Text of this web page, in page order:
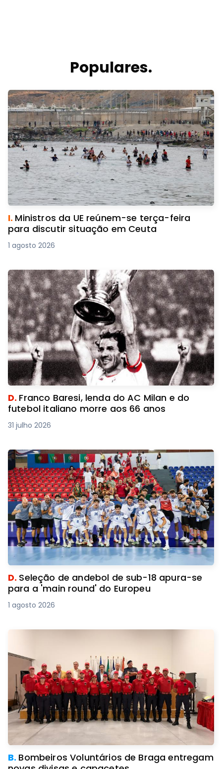
Populares.
I. Ministros da UE reúnem-se terça-feira
para discutir situação em Ceuta
1 agosto 2026
D. Franco Baresi, lenda do AC Milan e do
futebol italiano morre aos 66 anos
31 julho 2026
D. Seleção de andebol de sub-18 apura-se
para a 'main round' do Europeu
1 agosto 2026
B. Bombeiros Voluntários de Braga entregam